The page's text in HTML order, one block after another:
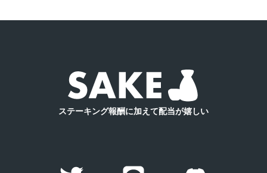
ステーキング報酬に加えて配当が嬉しい